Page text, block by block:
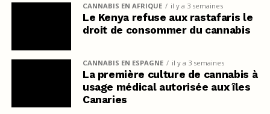
CANNABIS EN AFRIQUE il y a 3 semaines
Le Kenya refuse aux rastafaris le
droit de consommer du cannabis
CANNABIS EN ESPAGNE il y a 3 semaines
La première culture de cannabis à
usage médical autorisée aux îles
Canaries